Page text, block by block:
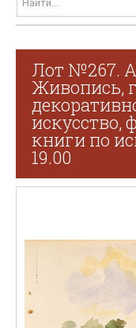
Лот №267.
Живопись,
искусство,
книги по
19.00